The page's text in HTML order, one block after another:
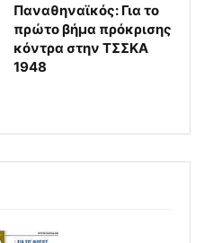
Παναθηναϊκός: Για το
πρώτο βήμα πρόκρισης
κόντρα στην ΤΣΣΚΑ
1948